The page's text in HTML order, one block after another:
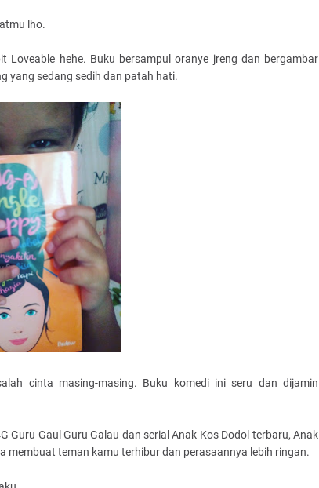
lho.
Loveable hehe. Buku bersampul oranye jreng dan bergambar
yang sedang sedih dan patah hati.
cinta masing-masing. Buku komedi ini seru dan dijamin
Guru Gaul Guru Galau dan serial Anak Kos Dodol terbaru, Anak
membuat teman kamu terhibur dan perasaannya lebih ringan.